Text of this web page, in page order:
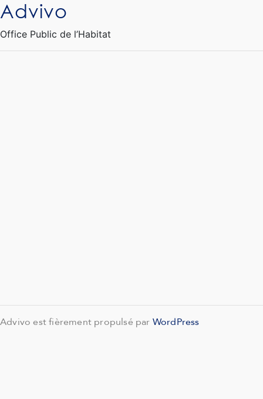
Ouvrir le Chatbot
Advivo
Office Public de l’Habitat
Advivo est fièrement propulsé par WordPress